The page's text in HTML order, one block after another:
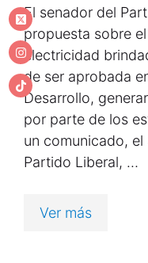
El senador del
propuesta sobre
electricidad
de ser aprobada
Desarrollo,
por parte de los
un comunicado,
Partido Liberal, …
Ver más